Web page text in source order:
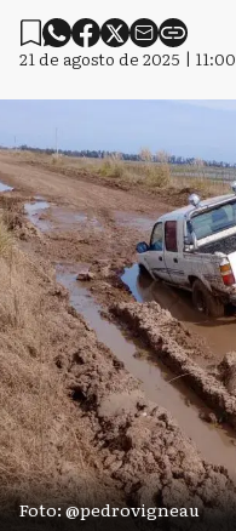
21 de agosto de 2025 | 11:00
Foto: @pedrovigneau